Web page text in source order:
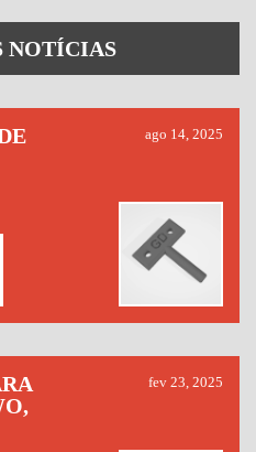
NOTÍCIAS
ago 14, 2025
fev 23, 2025